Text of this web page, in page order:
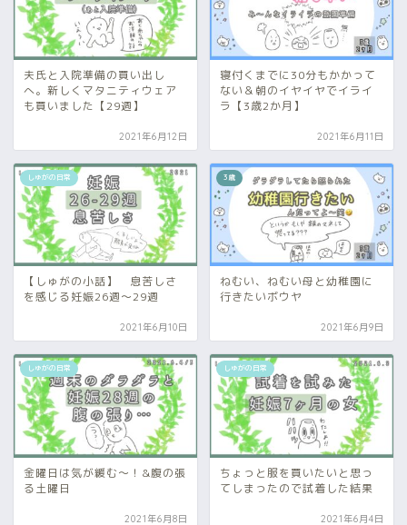
夫氏と入院準備の買い出し
へ。新しくマタニティウェア
も買いました【29週】
2021年6月12日
寝付くまでに30分もかかって
ない＆朝のイヤイヤでイライ
ラ【3歳2か月】
2021年6月11日
しゅがの日常
【しゅがの小話】 息苦しさ
を感じる妊娠26週～29週
2021年6月10日
3歳
ねむい、ねむい母と幼稚園に
行きたいボウヤ
2021年6月9日
しゅがの日常
金曜日は気が緩む～！&腹の張
る土曜日
2021年6月8日
しゅがの日常
ちょっと服を買いたいと思っ
てしまったので試着した結果
2021年6月4日